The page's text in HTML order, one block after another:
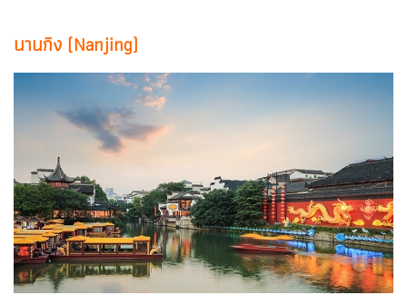
นานกิง (Nanjing)